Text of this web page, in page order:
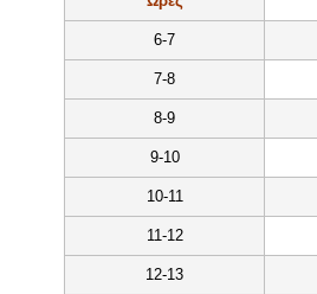
6-7
7-8
8-9
9-10
10-11
11-12
12-13